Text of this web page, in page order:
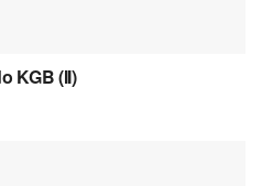
KGB (II)